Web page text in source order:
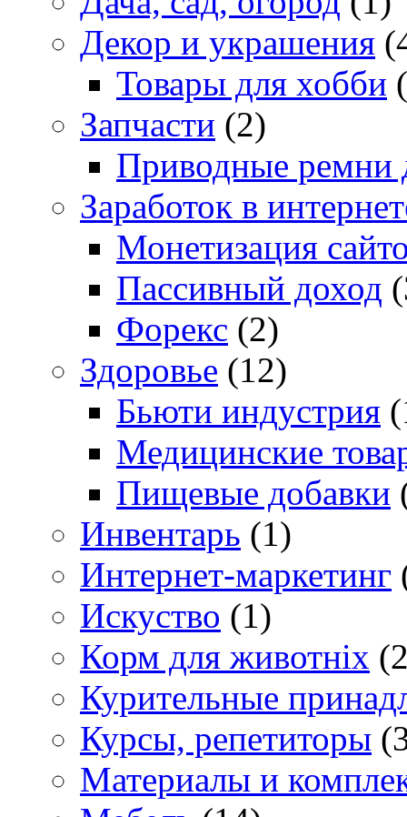
Декор и украшения
Товары для хобби
Запчасти (2)
Приводные ремни
Заработок в
Монетизация
Пассивный доход
Форекс (2)
Здоровье (12)
Бьюти индустрия
Медицинские
Пищевые добавки
Инвентарь (1)
Интернет-маркетинг
Искуство (1)
Корм для животніх
Курительные
Курсы, репетиторы
Материалы и